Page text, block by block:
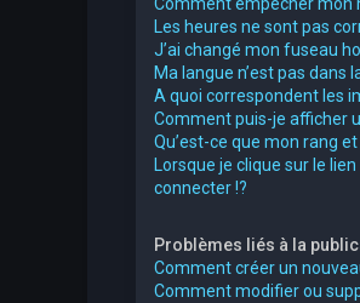
Les heures ne sont pas
J’ai changé mon fuseau
Ma langue n’est pas dans
A quoi correspondent les
Comment puis-je afficher
Qu’est-ce que mon rang
Lorsque je clique sur le lien
connecter !?
Problèmes liés à la
Comment créer un
Comment modifier ou